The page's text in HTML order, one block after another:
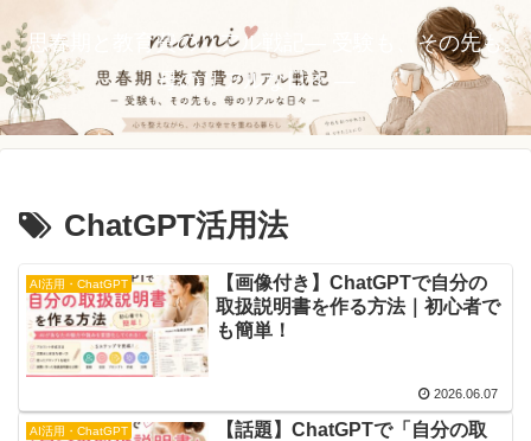
思春期と教育費のリアル戦記― 受験も、その先も。
母のリアルな日々 ―
ChatGPT活用法
AI活用・ChatGPT
【画像付き】ChatGPTで自分の
取扱説明書を作る方法｜初心者で
も簡単！
2026.06.07
AI活用・ChatGPT
【話題】ChatGPTで「自分の取